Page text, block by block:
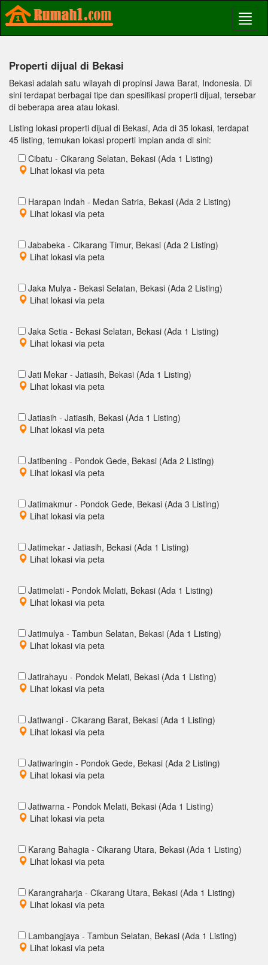
Properti dijual di Bekasi
Bekasi adalah satu wilayah di propinsi Jawa Barat, Indonesia. Di
sini terdapat berbagai tipe dan spesifikasi properti dijual, tersebar
di beberapa area atau lokasi.
Listing lokasi properti dijual di Bekasi, Ada di 35 lokasi, terdapat
45 listing, temukan lokasi properti impian anda di sini:
Cibatu - Cikarang Selatan, Bekasi (Ada 1 Listing)
Lihat lokasi via peta
Harapan Indah - Medan Satria, Bekasi (Ada 2 Listing)
Lihat lokasi via peta
Jababeka - Cikarang Timur, Bekasi (Ada 2 Listing)
Lihat lokasi via peta
Jaka Mulya - Bekasi Selatan, Bekasi (Ada 2 Listing)
Lihat lokasi via peta
Jaka Setia - Bekasi Selatan, Bekasi (Ada 1 Listing)
Lihat lokasi via peta
Jati Mekar - Jatiasih, Bekasi (Ada 1 Listing)
Lihat lokasi via peta
Jatiasih - Jatiasih, Bekasi (Ada 1 Listing)
Lihat lokasi via peta
Jatibening - Pondok Gede, Bekasi (Ada 2 Listing)
Lihat lokasi via peta
Jatimakmur - Pondok Gede, Bekasi (Ada 3 Listing)
Lihat lokasi via peta
Jatimekar - Jatiasih, Bekasi (Ada 1 Listing)
Lihat lokasi via peta
Jatimelati - Pondok Melati, Bekasi (Ada 1 Listing)
Lihat lokasi via peta
Jatimulya - Tambun Selatan, Bekasi (Ada 1 Listing)
Lihat lokasi via peta
Jatirahayu - Pondok Melati, Bekasi (Ada 1 Listing)
Lihat lokasi via peta
Jatiwangi - Cikarang Barat, Bekasi (Ada 1 Listing)
Lihat lokasi via peta
Jatiwaringin - Pondok Gede, Bekasi (Ada 2 Listing)
Lihat lokasi via peta
Jatiwarna - Pondok Melati, Bekasi (Ada 1 Listing)
Lihat lokasi via peta
Karang Bahagia - Cikarang Utara, Bekasi (Ada 1 Listing)
Lihat lokasi via peta
Karangraharja - Cikarang Utara, Bekasi (Ada 1 Listing)
Lihat lokasi via peta
Lambangjaya - Tambun Selatan, Bekasi (Ada 1 Listing)
Lihat lokasi via peta